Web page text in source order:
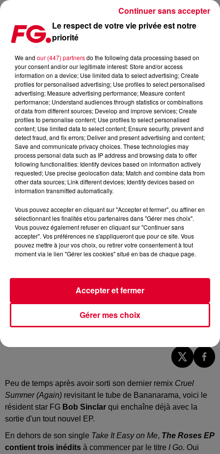
UN NOUVEL EP, TROIS INÉDITS POUR UN BOB SINCLAR PRÊT
Publié : 23 mai 2025 à 8h43 par
Antony HARARI
Peu de temps après avoir sorti son dernier remix Cruel
Summer (Again) revisitant le tube de Bananarama, voici le
résident star FG Bob Sinclar qui enchaîne déjà avec la
sortie d'un tout nouvel EP.
En dehors de son single Take It Easy on Me, The Roses EP
contient trois inédits à commencer par le titre I Go. Oui
Le respect de votre vie privée est notre
priorité
We and our (447) partnersdo the following data processing based on
your consent and/or our legitimate interest: Store and/or access
information on a device; Use limited data to select advertising; Create
profiles for personalised advertising; Use profiles to select personalised
advertising; Measure advertising performance; Measure content
performance; Understand audiences through statistics or combinations
of data from different sources; Develop and improve services; Create
profiles to personalise content; Use profiles to select personalised
content; Use limited data to select content; Ensure security, prevent and
detect fraud, and fix errors; Deliver and present advertising and content;
Save and communicate privacy choices. These technologies may
process personal data such as IP address and browsing data to offer
following functionalities: Identify devices based on information actively
requested; Use precise geolocation data; Match and combine data from
other data sources; Link different devices; Identify devices based on
information transmitted automatically.
Vous pouvez accepter en cliquant sur "Accepter et fermer", ou affiner en
sélectionnant les finalités et/ou partenaires dans "Gérer mes choix".
Vous pouvez également refuser en cliquant sur "Continuer sans
accepter". Vos préférences ne s'appliqueront que pour ce site. Vous
pouvez mettre à jour vos choix, ou retirer votre consentement à tout
moment via le lien "Gérer les cookies" situé en bas de chaque page.
Gérer mes choix
Accepter et fermer
Continuer sans accepter